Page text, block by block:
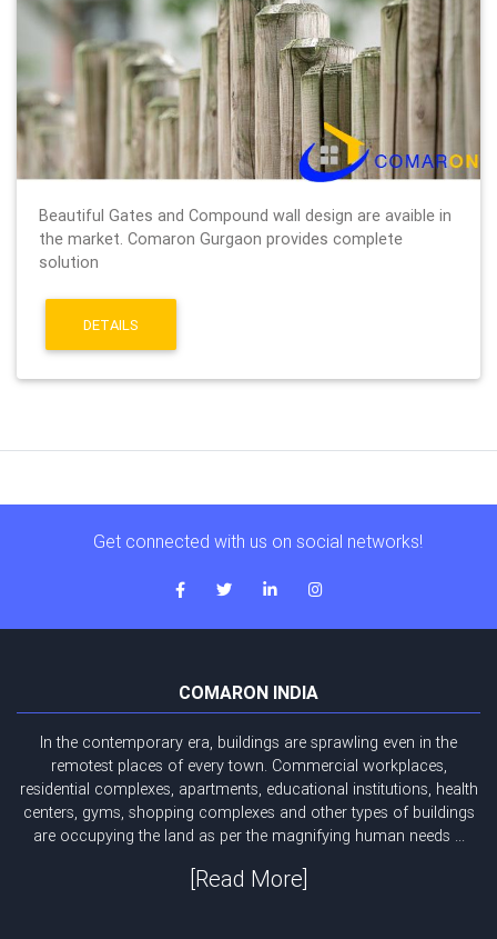
Beautiful Gates and Compound wall design are avaible in
the market. Comaron Gurgaon provides complete
solution
DETAILS
Get connected with us on social networks!
COMARON INDIA
In the contemporary era, buildings are sprawling even in the
remotest places of every town. Commercial workplaces,
residential complexes, apartments, educational institutions, health
centers, gyms, shopping complexes and other types of buildings
are occupying the land as per the magnifying human needs ...
[Read More]